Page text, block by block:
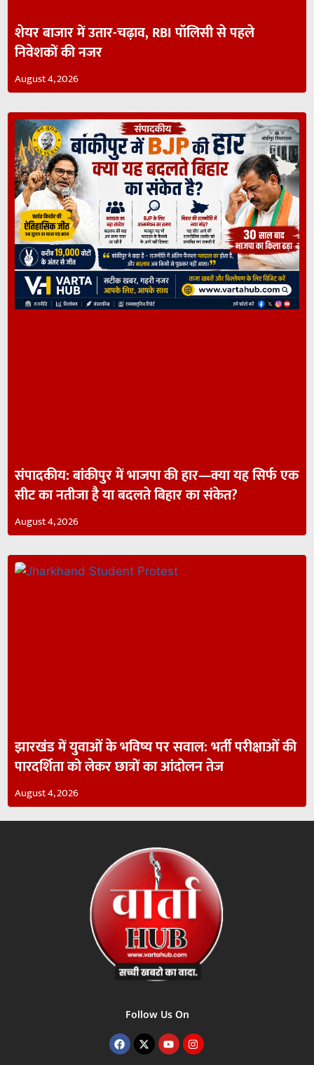
शेयर बाजार में उतार-चढ़ाव, RBI पॉलिसी से पहले
निवेशकों की नजर
August 4, 2026
संपादकीय: बांकीपुर में भाजपा की हार—क्या यह सिर्फ एक
सीट का नतीजा है या बदलते बिहार का संकेत?
August 4, 2026
झारखंड में युवाओं के भविष्य पर सवाल: भर्ती परीक्षाओं की
पारदर्शिता को लेकर छात्रों का आंदोलन तेज
August 4, 2026
Follow Us On